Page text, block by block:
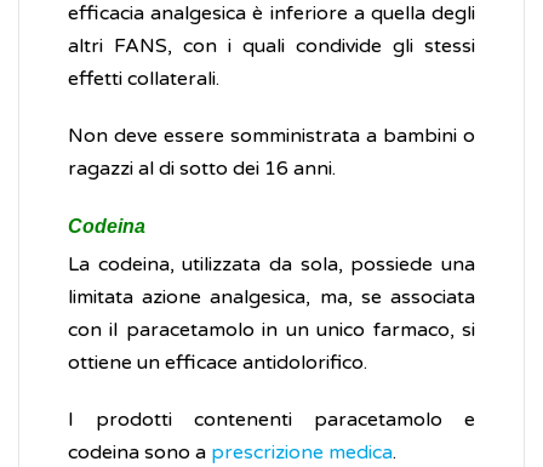
efficacia analgesica è inferiore a quella degli
altri FANS, con i quali condivide gli stessi
effetti collaterali.
Non deve essere somministrata a bambini o
ragazzi al di sotto dei 16 anni.
Codeina
La codeina, utilizzata da sola, possiede una
limitata azione analgesica, ma, se associata
con il paracetamolo in un unico farmaco, si
ottiene un efficace antidolorifico.
I prodotti contenenti paracetamolo e
codeina sono a prescrizione medica.